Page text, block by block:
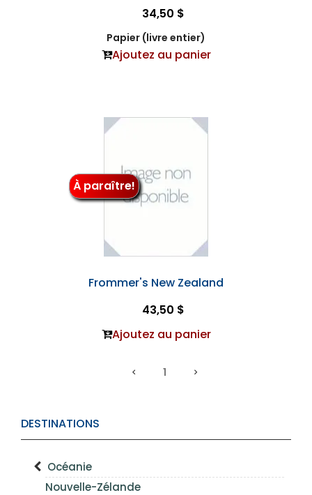
DESTINATIONS
Océanie
Nouvelle-Zélande
34,50 $
Papier (livre entier)
Ajoutez au panier
À paraître!
Frommer's New Zealand
43,50 $
Ajoutez au panier
1